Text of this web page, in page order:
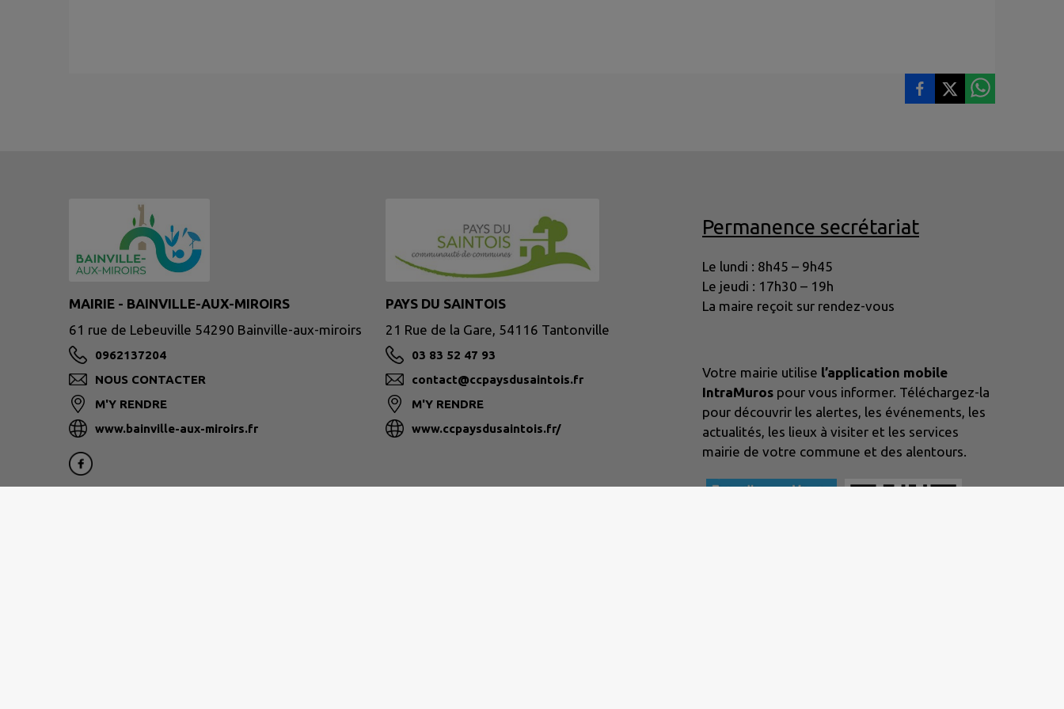
MAIRIE - BAINVILLE-AUX-MIROIRS
61 rue de Lebeuville 54290 Bainville-aux-miroirs
0962137204
NOUS CONTACTER
M'Y RENDRE
www.bainville-aux-miroirs.fr
PAYS DU SAINTOIS
21 Rue de la Gare, 54116 Tantonville
03 83 52 47 93
contact@ccpaysdusaintois.fr
M'Y RENDRE
www.ccpaysdusaintois.fr/
Permanence secrétariat
Le lundi : 8h45 – 9h45
Le jeudi : 17h30 – 19h
La maire reçoit sur rendez-vous
Votre mairie utilise l’application mobile
IntraMuros pour vous informer. Téléchargez-la
pour découvrir les alertes, les événements, les
actualités, les lieux à visiter et les services
mairie de votre commune et des alentours.